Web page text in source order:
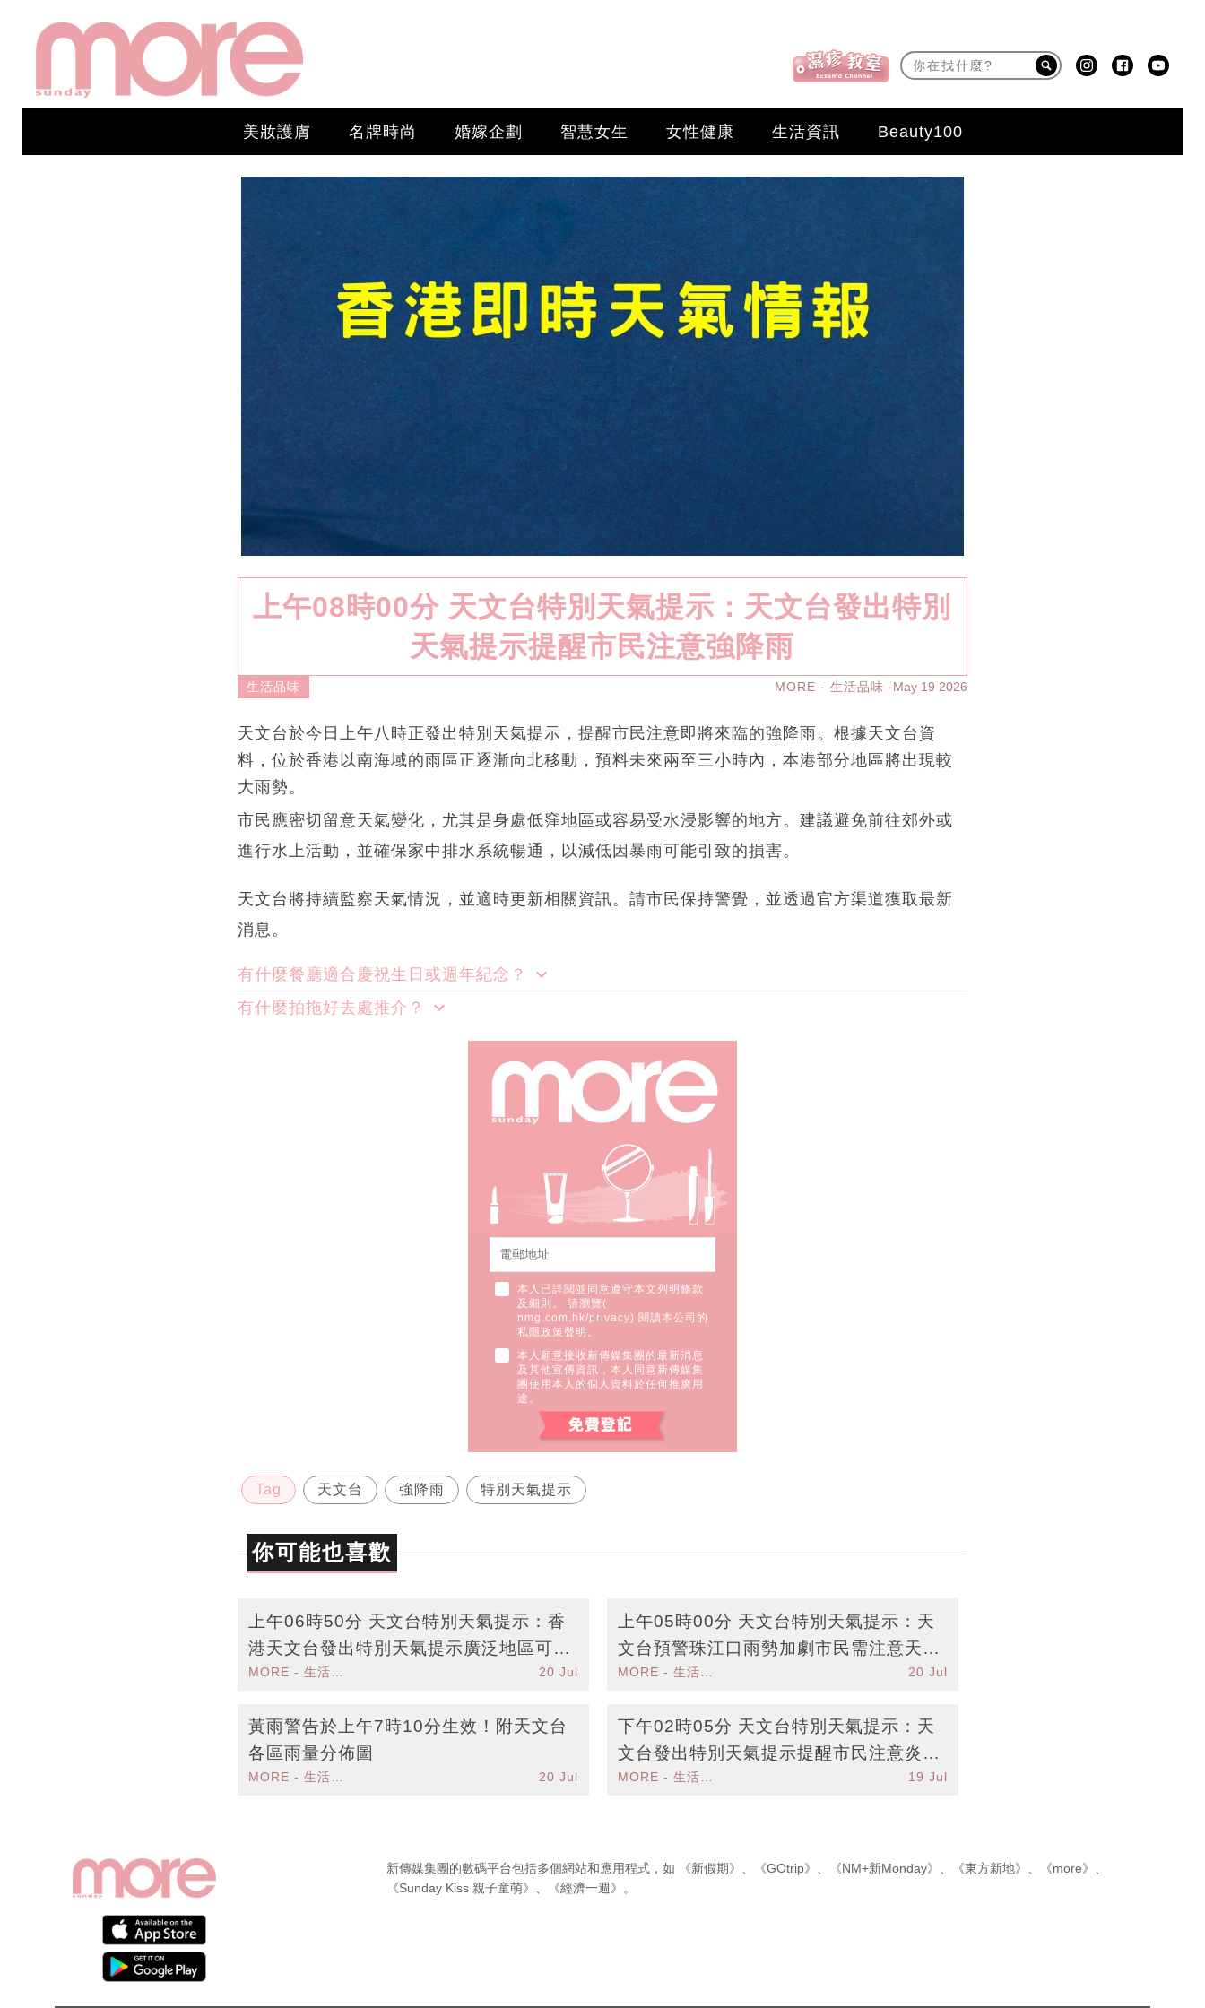
美妝護膚 名牌時尚 婚嫁企劃 智慧女生 女性健康 生活資訊 Beauty100
上午08時00分 天文台特別天氣提示：天文台發出特別
天氣提示提醒市民注意強降雨
生活品味 MORE - 生活品味 May 19 2026
天文台於今日上午八時正發出特別天氣提示，提醒市民注意即將來臨的強降雨。根據天文台資
料，位於香港以南海域的雨區正逐漸向北移動，預料未來兩至三小時內，本港部分地區將出現較
大雨勢。
市民應密切留意天氣變化，尤其是身處低窪地區或容易受水浸影響的地方。建議避免前往郊外或
進行水上活動，並確保家中排水系統暢通，以減低因暴雨可能引致的損害。
天文台將持續監察天氣情況，並適時更新相關資訊。請市民保持警覺，並透過官方渠道獲取最新
消息。
有什麼餐廳適合慶祝生日或週年紀念？
有什麼拍拖好去處推介？
本人已詳閱並同意遵守本文列明條款
及細則。 請瀏覽(
nmg.com.hk/privacy) 閱讀本公司的
私隱政策聲明。
本人願意接收新傳媒集團的最新消息
及其他宣傳資訊，本人同意新傳媒集
團使用本人的個人資料於任何推廣用
途。
Tag 天文台 強降雨 特別天氣提示
你可能也喜歡
上午06時50分 天文台特別天氣提示：香
港天文台發出特別天氣提示廣泛地區可能
受大雨影響
20 Jul
上午05時00分 天文台特別天氣提示：天
文台預警珠江口雨勢加劇市民需注意天氣
變化
20 Jul
黃雨警告於上午7時10分生效！附天文台
各區雨量分佈圖
MORE - 生活品味 20 Jul
下午02時05分 天文台特別天氣提示：天
文台發出特別天氣提示提醒市民注意炎熱
天氣
MORE - 生活品味 19 Jul
新傳媒集團的數碼平台包括多個網站和應用程式，如 《新假期》 、 《GOtrip》 、 《NM+新Monday》 、 《東方新地》 、 《more》 、
《Sunday Kiss 親子童萌》 、 《經濟一週》 。